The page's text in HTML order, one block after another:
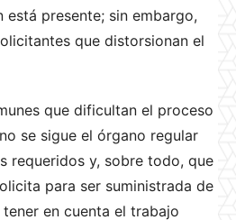
presente; sin embargo,
que distorsionan el
que dificultan el proceso
se sigue el órgano regular
requeridos y, sobre todo, que
para ser suministrada de
en cuenta el trabajo